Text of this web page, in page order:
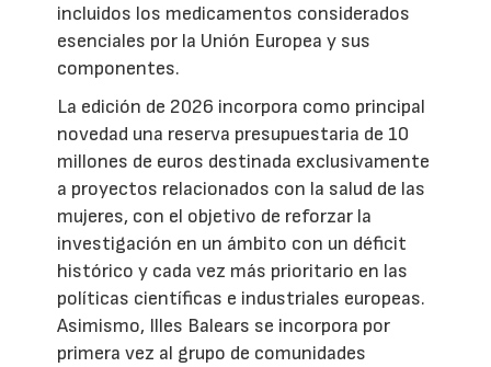
incluidos los medicamentos considerados
esenciales por la Unión Europea y sus
componentes.
La edición de 2026 incorpora como principal
novedad una reserva presupuestaria de 10
millones de euros destinada exclusivamente
a proyectos relacionados con la salud de las
mujeres, con el objetivo de reforzar la
investigación en un ámbito con un déficit
histórico y cada vez más prioritario en las
políticas científicas e industriales europeas.
Asimismo, Illes Balears se incorpora por
primera vez al grupo de comunidades